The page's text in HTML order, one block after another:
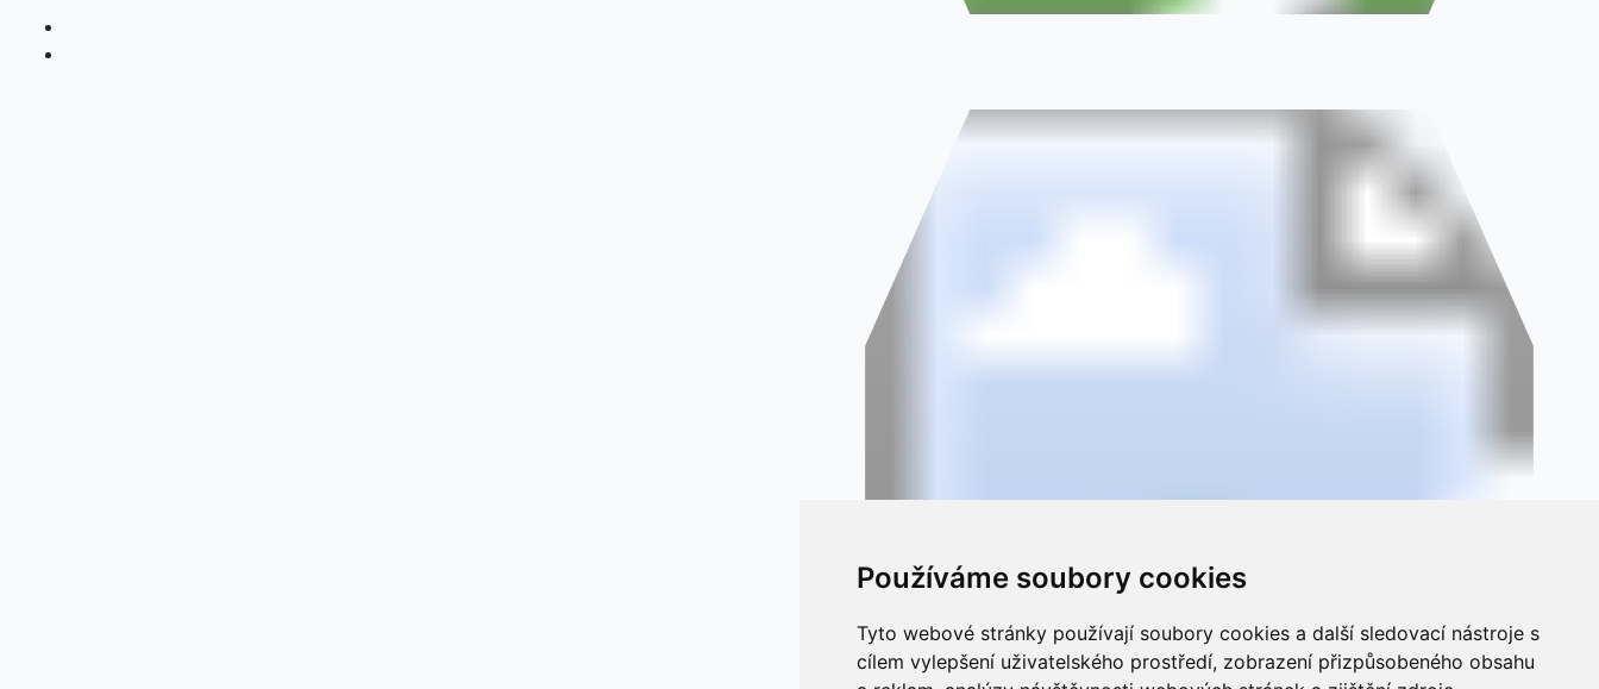
Používáme soubory cookies
Tyto webové stránky používají soubory cookies a další sledovací nástroje s
cílem vylepšení uživatelského prostředí, zobrazení přizpůsobeného obsahu